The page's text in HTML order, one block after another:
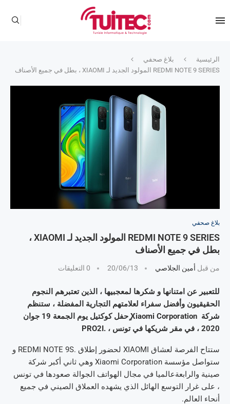
الرئيسية
بلاغ صحفي
REDMI NOTE 9 SERIES المولود الجديد لـ XIAOMI ، بطل في جميع الأصناف
بلاغ صحفي
REDMI NOTE 9 SERIES المولود الجديد لـ XIAOMI ،
بطل في جميع الأصناف
من قبل أمين الجلاصي 20/06/13 0 التعليقات
للتعبير عن امتنانها و شكرها لمعجبيها ، الذين تعتبرهم النجوم
الحقيقيون وأفضل سفراء لعلامتهم التجارية المفضلة ، ستنظم
شركة ٍ Xiaomi Corporation
حفل كوكتيل يوم الجمعة 19 جوان
2020 ، في مقر شريكها في تونس ،
PRO2I.
ستتاح الفرصة لعشاق XIAOMI لحضور إطلاق REDMI NOTE 9S. و
ستواصل مؤسسة Xiaomi Corporation وهي ثاني أكبر شركة
صينية والرابعةعالميا في مجال الهواتف الجوالة صعودها في تونس
، على غرار التوسع الهائل الذي يشهده العملاق الصيني في جميع
أنحاء العالم.